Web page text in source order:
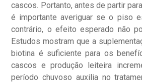
cascos. Portanto, antes de partir
é importante averiguar se o piso
contrário, o efeito esperado não
Estudos mostram que a
biotina é suficiente para os
cascos e produção leiteira
período chuvoso auxilia no